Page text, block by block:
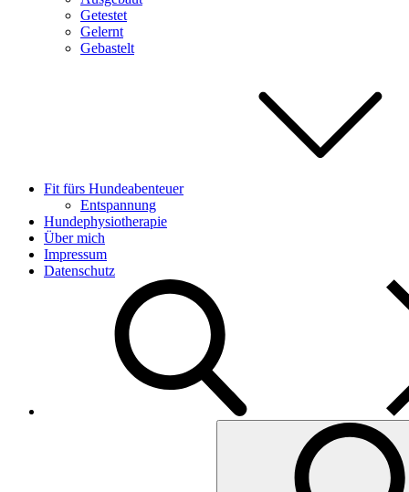
Getestet
Gelernt
Gebastelt
Fit fürs Hundeabenteuer
Entspannung
Hundephysiotherapie
Über mich
Impressum
Datenschutz